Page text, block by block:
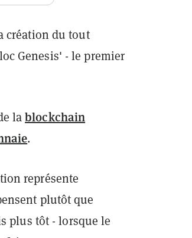
création du tout
Genesis' - le premier
lablockchain
.
représente
plutôt que
plus tôt - lorsque le